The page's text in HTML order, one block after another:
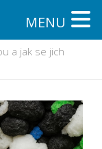
MENU
a jak se jich